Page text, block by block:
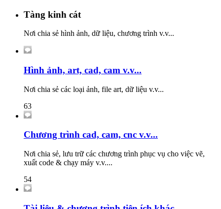
Tàng kinh cát
Nơi chia sẻ hình ảnh, dữ liệu, chương trình v.v...
Hình ảnh, art, cad, cam v.v...
Nơi chia sẻ các loại ảnh, file art, dữ liệu v.v...
63
Chương trình cad, cam, cnc v.v...
Nơi chia sẻ, lưu trữ các chương trình phục vụ cho việc vẽ,
xuất code & chạy máy v.v....
54